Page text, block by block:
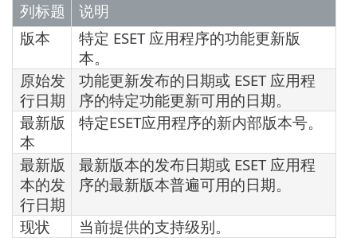
列标题
说明
版本
特定 ESET 应用程序的功能更新版
本。
原始发
行日期
功能更新发布的日期或 ESET 应用程
序的特定功能更新可用的日期。
最新版
本
特定ESET应用程序的新内部版本号。
最新版
本的发
行日期
最新版本的发布日期或 ESET 应用程
序的最新版本普遍可用的日期。
现状
当前提供的支持级别。